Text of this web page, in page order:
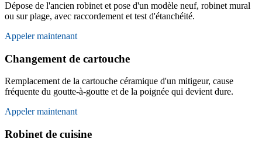
Dépose de l'ancien robinet et pose d'un modèle neuf, robinet mural
ou sur plage, avec raccordement et test d'étanchéité.
Appeler maintenant
Changement de cartouche
Remplacement de la cartouche céramique d'un mitigeur, cause
fréquente du goutte-à-goutte et de la poignée qui devient dure.
Appeler maintenant
Robinet de cuisine